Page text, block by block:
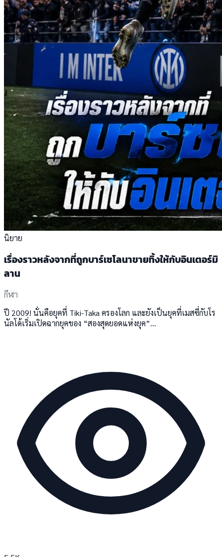
นิยาย
เรื่องราวหลังจากที่ถูกบาร์เซโลนาขายทิ้งให้กับอินเตอร์มิ
ลาน
กีฬา
ปี 2009! นั่นคือยุคที่ Tiki-Taka ครองโลก และยังเป็นยุคที่เมสซี่กับโร
นัลโด้เริ่มเปิดฉากยุคของ “สองสุดยอดแห่งยุค”...